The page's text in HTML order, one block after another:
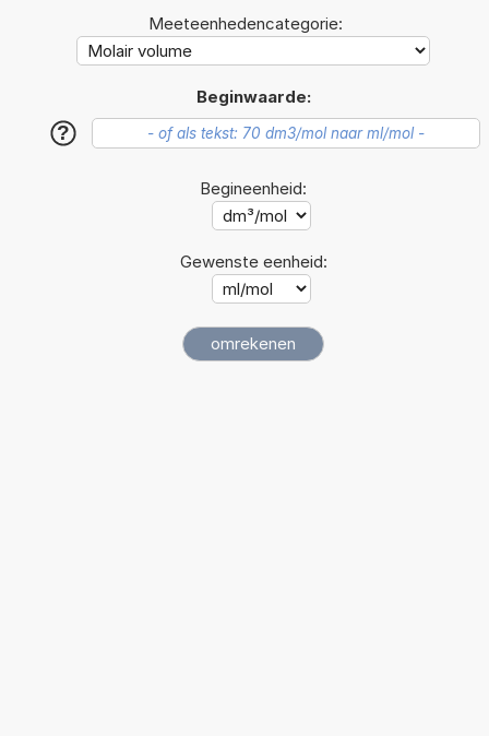
Meeteenhedencategorie:
Beginwaarde:
?
Begineenheid:
Gewenste eenheid: